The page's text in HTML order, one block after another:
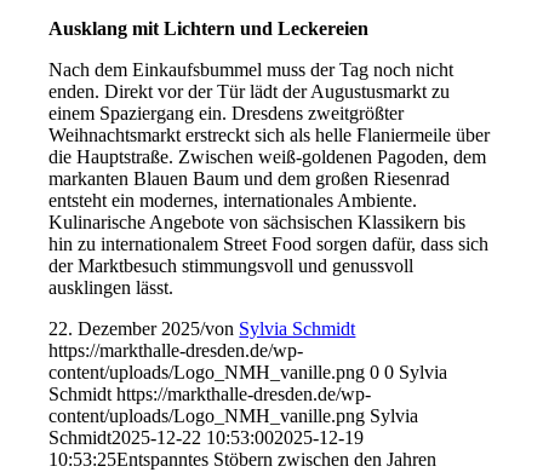
Ausklang mit Lichtern und Leckereien
Nach dem Einkaufsbummel muss der Tag noch nicht
enden. Direkt vor der Tür lädt der Augustusmarkt zu
einem Spaziergang ein. Dresdens zweitgrößter
Weihnachtsmarkt erstreckt sich als helle Flaniermeile über
die Hauptstraße. Zwischen weiß-goldenen Pagoden, dem
markanten Blauen Baum und dem großen Riesenrad
entsteht ein modernes, internationales Ambiente.
Kulinarische Angebote von sächsischen Klassikern bis
hin zu internationalem Street Food sorgen dafür, dass sich
der Marktbesuch stimmungsvoll und genussvoll
ausklingen lässt.
22. Dezember 2025/von Sylvia Schmidt
https://markthalle-dresden.de/wp-
content/uploads/Logo_NMH_vanille.png 0 0 Sylvia
Schmidt https://markthalle-dresden.de/wp-
content/uploads/Logo_NMH_vanille.png Sylvia
Schmidt2025-12-22 10:53:002025-12-19
10:53:25Entspanntes Stöbern zwischen den Jahren